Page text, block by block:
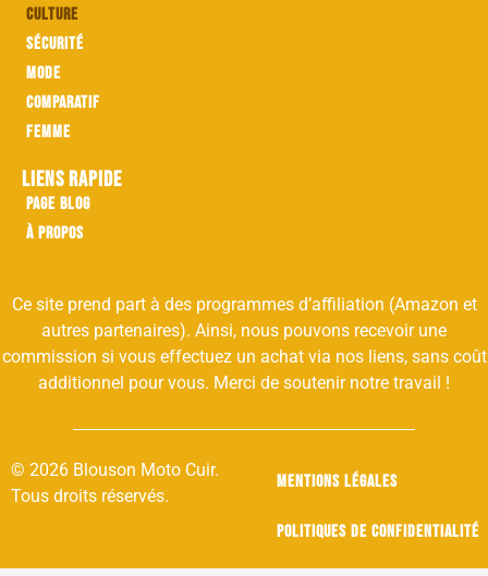
Culture
Sécurité
Mode
Comparatif
Femme
Liens rapide
Page Blog
À propos
Ce site prend part à des programmes d’affiliation (Amazon et
autres partenaires). Ainsi, nous pouvons recevoir une
commission si vous effectuez un achat via nos liens, sans coût
additionnel pour vous. Merci de soutenir notre travail !
© 2026 Blouson Moto Cuir.
Tous droits réservés.
Mentions légales
Politiques de confidentialité